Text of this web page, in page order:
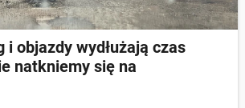
i objazdy wydłużają czas
natkniemy się na